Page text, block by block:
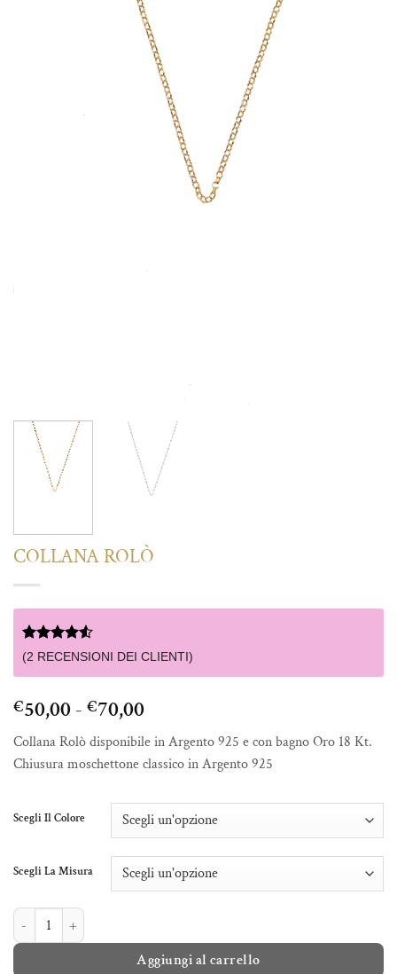
COLLANA ROLÒ
Valutato
4.5
su base di
2
(2 RECENSIONI DEI CLIENTI)
€50,00- €70,00Fascia
di
prezzo:
da
a
€70,00
Collana Rolò disponibile in Argento 925 e con bagno Oro 18 Kt.
Chiusura moschettone classico in Argento 925
Scegli Il Colore
Scegli La Misura
COLLANA ROLÒ quantità
Aggiungi al carrello